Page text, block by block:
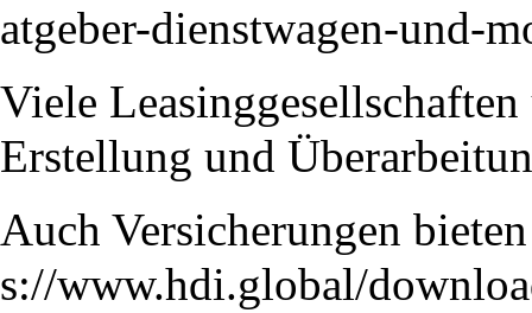
Viele
Erstellung und
Auch Versicherungen